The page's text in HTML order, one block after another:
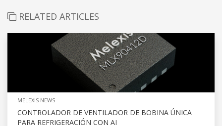
RELATED ARTICLES
MELEXIS NEWS
CONTROLADOR DE VENTILADOR DE BOBINA ÚNICA
PARA REFRIGERACIÓN CON AI